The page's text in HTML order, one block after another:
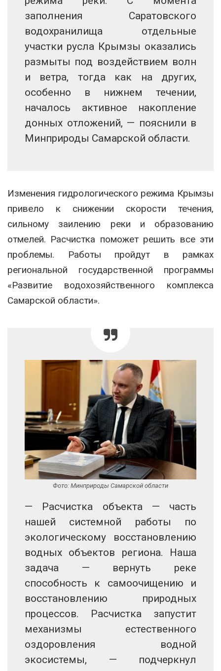
заполнения Саратовского
водохранилища отдельные
участки русла Крымзы оказались
размыты под воздействием волн
и ветра, тогда как на других,
особенно в нижнем течении,
началось активное накопление
донных отложений, — пояснили в
Минприроды Самарской области.
Изменения гидрологического режима Крымзы
привело к снижении скорости течения,
сильному заилению реки и образованию
отмелей. Расчистка поможет решить все эти
проблемы. Работы пройдут в рамках
региональной государственной программы
«Развитие водохозяйственного комплекса
Самарской области».
Фото: Минприроды Самарской области
— Расчистка объекта — часть
нашей системной работы по
экологическому восстановлению
водных объектов региона. Наша
задача — вернуть реке
способность к самоочищению и
восстановлению природных
процессов. Расчистка запустит
механизмы естественного
оздоровления водной
экосистемы, — подчеркнул